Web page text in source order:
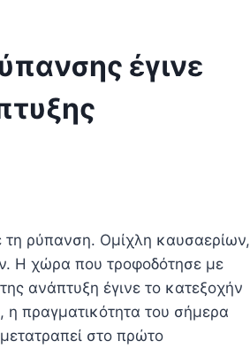
έγινε
τη ρύπανση. Ομίχλη καυσαερίων,
Η χώρα που τροφοδότησε με
ανάπτυξη έγινε το κατεξοχήν
η πραγματικότητα του σήμερα
μετατραπεί στο πρώτο